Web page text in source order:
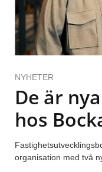
NYHETER
De är
hos
organisation med två